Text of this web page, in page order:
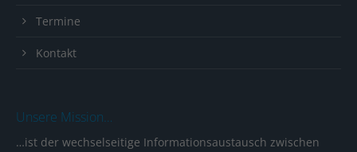
Termine
Kontakt
Unsere Mission…
…ist der wechselseitige Informationsaustausch zwischen